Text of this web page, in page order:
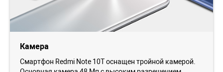
Камера
Смартфон Redmi Note 10Т оснащен тройной камерой.